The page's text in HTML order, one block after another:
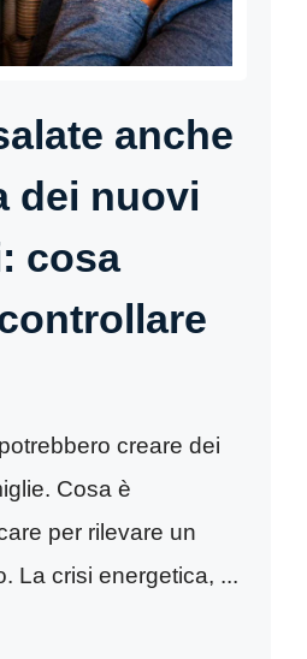
anche
dei nuovi
cosa
creare dei
Cosa è
per rilevare un
La crisi energetica, ...